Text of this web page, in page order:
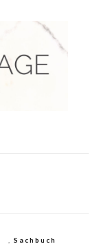
Sachbuch